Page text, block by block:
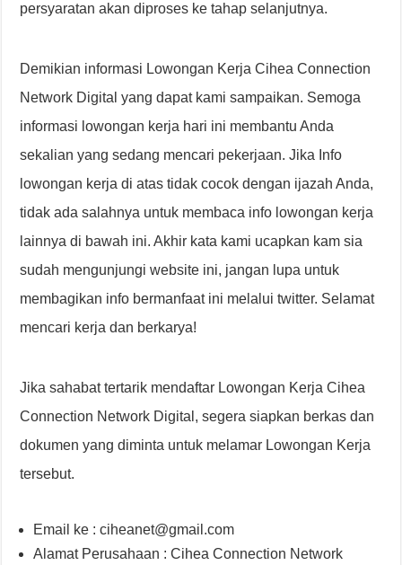
persyaratan akan diproses ke tahap selanjutnya.
Demikian informasi Lowongan Kerja Cihea Connection
Network Digital yang dapat kami sampaikan. Semoga
informasi lowongan kerja hari ini membantu Anda
sekalian yang sedang mencari pekerjaan. Jika Info
lowongan kerja di atas tidak cocok dengan ijazah Anda,
tidak ada salahnya untuk membaca info lowongan kerja
lainnya di bawah ini. Akhir kata kami ucapkan kam sia
sudah mengunjungi website ini, jangan lupa untuk
membagikan info bermanfaat ini melalui twitter. Selamat
mencari kerja dan berkarya!
Jika sahabat tertarik mendaftar Lowongan Kerja Cihea
Connection Network Digital, segera siapkan berkas dan
dokumen yang diminta untuk melamar Lowongan Kerja
tersebut.
Email ke : ciheanet@gmail.com
Alamat Perusahaan : Cihea Connection Network